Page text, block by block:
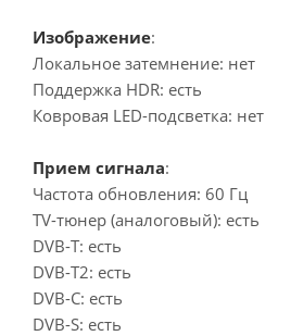
Изображение:
Локальное затемнение: нет
Поддержка HDR: есть
Ковровая LED-подсветка: нет
Прием сигнала:
Частота обновления: 60 Гц
TV-тюнер (аналоговый): есть
DVB-T: есть
DVB-T2: есть
DVB-C: есть
DVB-S: есть